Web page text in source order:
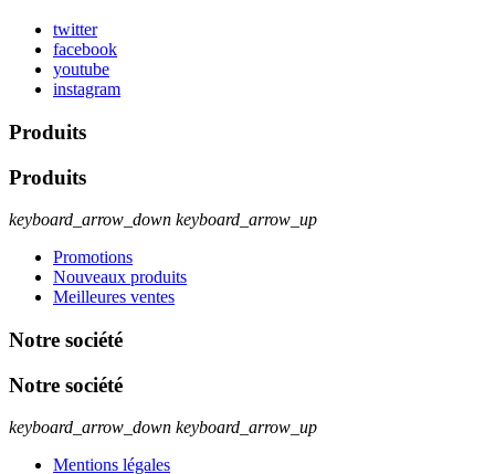
twitter
facebook
youtube
instagram
Produits
Produits
keyboard_arrow_down keyboard_arrow_up
Promotions
Nouveaux produits
Meilleures ventes
Notre société
Notre société
keyboard_arrow_down keyboard_arrow_up
Mentions légales